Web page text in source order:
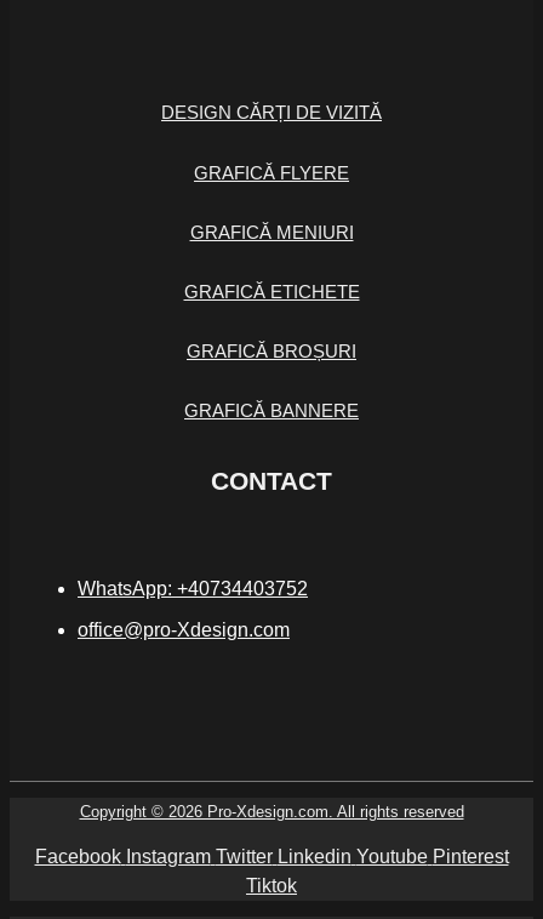
DESIGN CĂRȚI DE VIZITĂ
GRAFICĂ FLYERE
GRAFICĂ MENIURI
GRAFICĂ ETICHETE
GRAFICĂ BROȘURI
GRAFICĂ BANNERE
CONTACT
WhatsApp: +40734403752
office@pro-Xdesign.com
Copyright © 2026 Pro-Xdesign.com. All rights reserved
Facebook Instagram Twitter Linkedin Youtube Pinterest
Tiktok